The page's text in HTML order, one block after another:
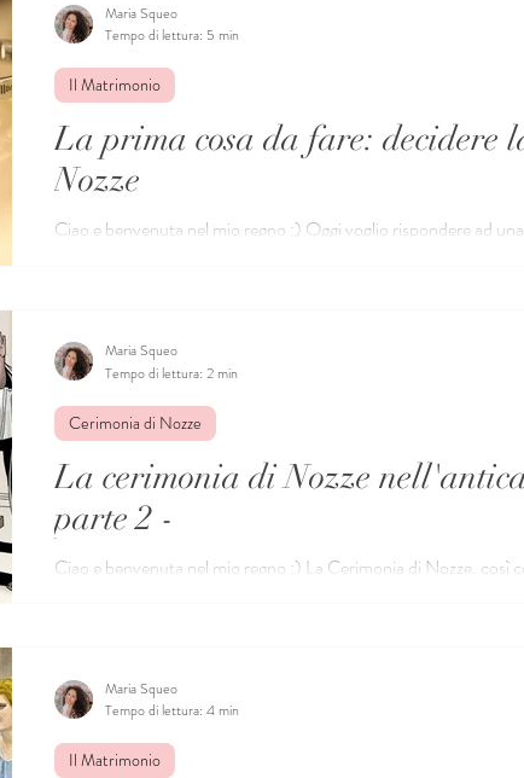
La prima cosa da fare: decidere
Nozze
Ciao e benvenuta nel mio regno :) Oggi voglio rispondere ad
Il Matrimonio
Maria Squeo
Tempo di lettura: 5 min
La cerimonia di Nozze
parte 2 -
Ciao e benvenuta nel mio regno :) La Cerimonia di Nozze, così
Cerimonia di Nozze
Maria Squeo
Tempo di lettura: 2 min
Il Matrimonio
Maria Squeo
Tempo di lettura: 4 min